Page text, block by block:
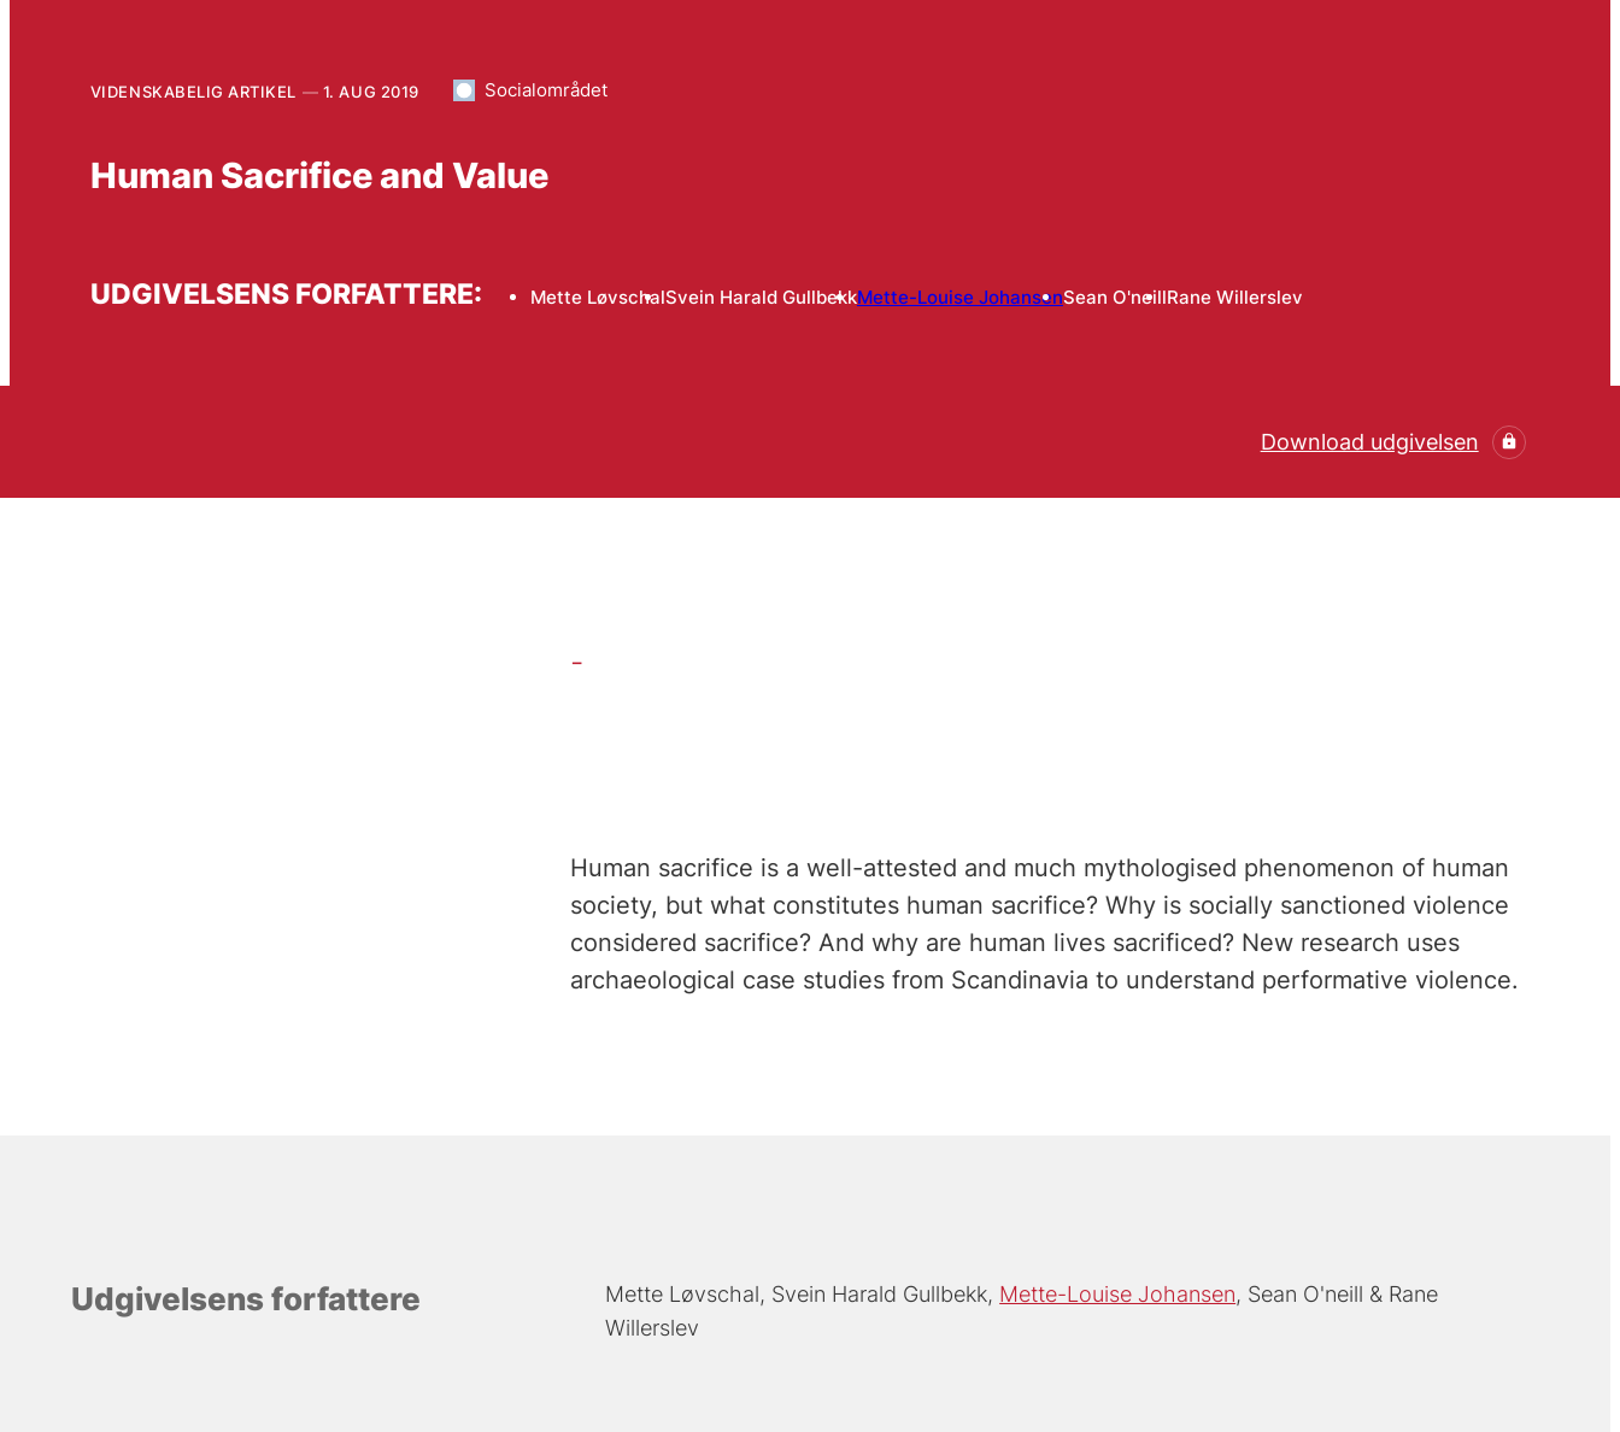
VIDENSKABELIG ARTIKEL 1. AUG 2019 Socialområdet
Human Sacrifice and Value
UDGIVELSENS FORFATTERE: Mette LøvschalSvein Harald GullbekkMette-Louise JohansenSean O'neillRane Willerslev
Download udgivelsen
-
Human sacrifice is a well-attested and much mythologised phenomenon of human
society, but what constitutes human sacrifice? Why is socially sanctioned violence
considered sacrifice? And why are human lives sacrificed? New research uses
archaeological case studies from Scandinavia to understand performative violence.
Udgivelsens forfattere Mette Løvschal Svein Harald Gullbekk Mette-Louise Johansen Sean O'neill
Rane
Willerslev